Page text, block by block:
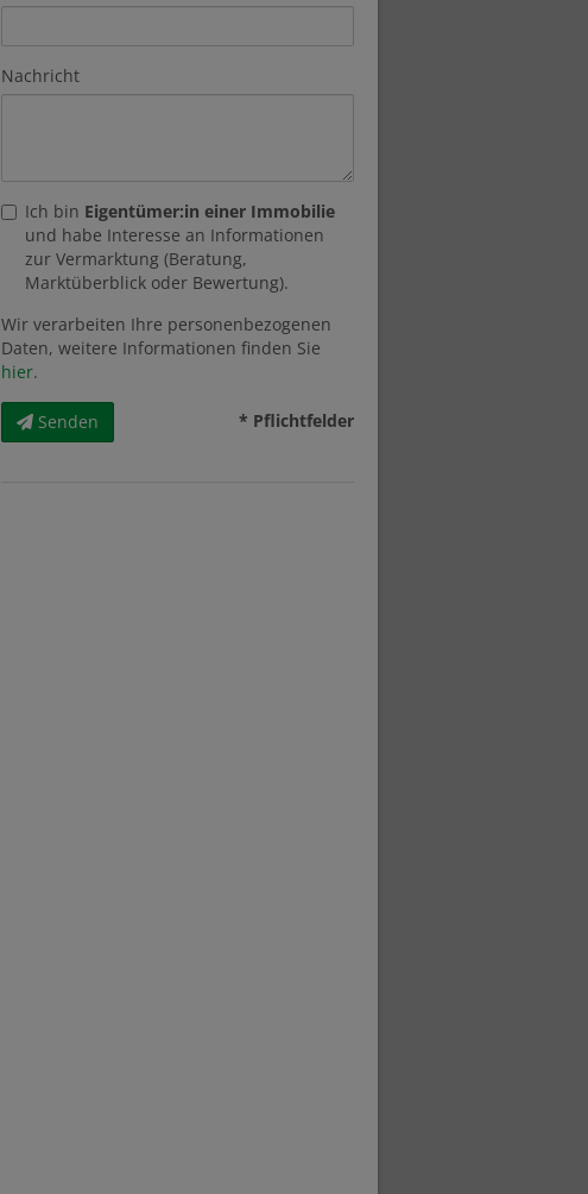
Nachricht
Ich bin Eigentümer:in einer Immobilie
und habe Interesse an Informationen
zur Vermarktung (Beratung,
Marktüberblick oder Bewertung).
Wir verarbeiten Ihre personenbezogenen
Daten, weitere Informationen finden Sie
hier.
Senden * Pflichtfelder